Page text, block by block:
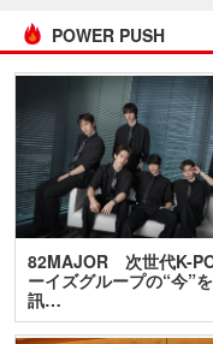
POWER PUSH
82MAJOR 次世代K-
ーイズグループの“今”を
訊…